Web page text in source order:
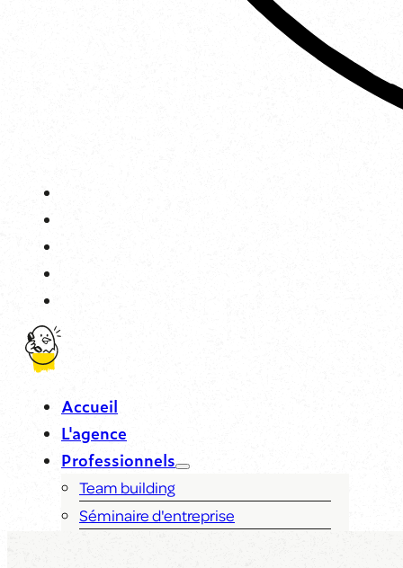
Accueil
L'agence
Professionnels
Team building
Séminaire d'entreprise